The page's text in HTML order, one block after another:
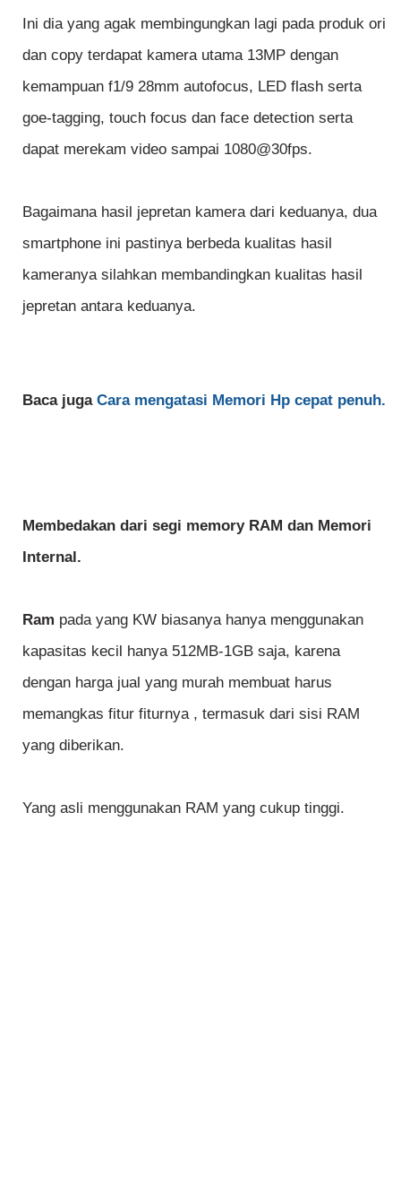
Ini dia yang agak membingungkan lagi pada produk ori
dan copy terdapat kamera utama 13MP dengan
kemampuan f1/9 28mm autofocus, LED flash serta
goe-tagging, touch focus dan face detection serta
dapat merekam video sampai 1080@30fps.
Bagaimana hasil jepretan kamera dari keduanya, dua
smartphone ini pastinya berbeda kualitas hasil
kameranya silahkan membandingkan kualitas hasil
jepretan antara keduanya.
Baca juga Cara mengatasi Memori Hp cepat penuh.
Membedakan dari segi memory RAM dan Memori
Internal.
Ram pada yang KW biasanya hanya menggunakan
kapasitas kecil hanya 512MB-1GB saja, karena
dengan harga jual yang murah membuat harus
memangkas fitur fiturnya , termasuk dari sisi RAM
yang diberikan.
Yang asli menggunakan RAM yang cukup tinggi.